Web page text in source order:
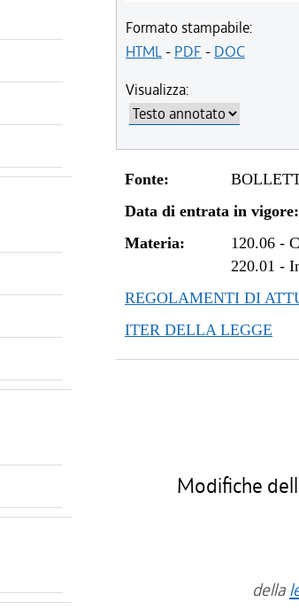
Formato stampabile:
HTML- PDF - DOC
Visualizza:
Fonte:
Data di entrata in vigore:
Materia:
120.06 -
220.01 -
REGOLAMENTI DI
ITER DELLA LEGGE
Modifiche
della